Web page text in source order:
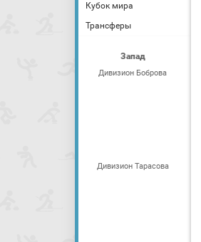
Кубок мира
Трансферы
Запад
Дивизион Боброва
Дивизион Тарасова